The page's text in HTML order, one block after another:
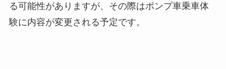
る可能性がありますが、その際はポンプ車乗車体
験に内容が変更される予定です。